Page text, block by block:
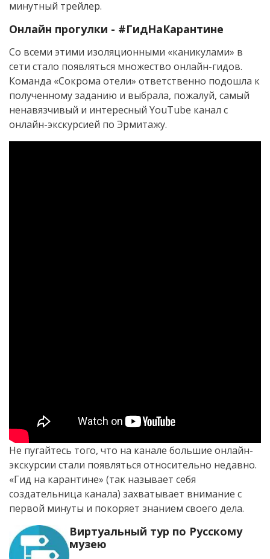
минутный трейлер.
Онлайн прогулки - #ГидНаКарантине
Со всеми этими изоляционными «каникулами» в
сети стало появляться множество онлайн-гидов.
Команда «Сокрома отели» ответственно подошла к
полученному заданию и выбрала, пожалуй, самый
ненавязчивый и интересный YouTube канал с
онлайн-экскурсией по Эрмитажу.
Не пугайтесь того, что на канале большие онлайн-
экскурсии стали появляться относительно недавно.
«Гид на карантине» (так называет себя
создательница канала) захватывает внимание с
первой минуты и покоряет знанием своего дела.
Виртуальный тур по Русскому
музею